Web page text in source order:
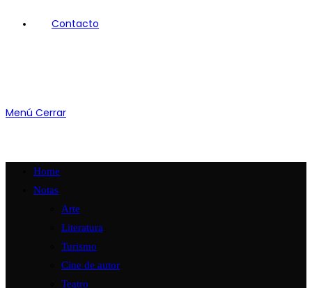
Contacto
Menú Cerrar
Home
Notas
Arte
Literatura
Turismo
Cine de autor
Teatro